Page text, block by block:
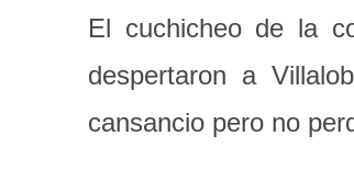
El cuchicheo de la
despertaron a
cansancio pero no